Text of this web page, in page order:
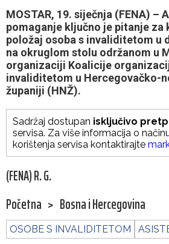
MOSTAR, 19. siječnja (FENA) –
pomaganje ključno je pitanje za
položaj osoba s invaliditetom u
na okruglom stolu održanom u
organizaciji Koalicije
invaliditetom u Hercegovačko-
županiji (HNŽ).
Sadržaj dostupan isključivo
servisa. Za više informacija o
korištenja servisa kontaktirajte
(FENA) R. G.
Početna > Bosna i Hercegovina
OSOBE S INVALIDITETOM